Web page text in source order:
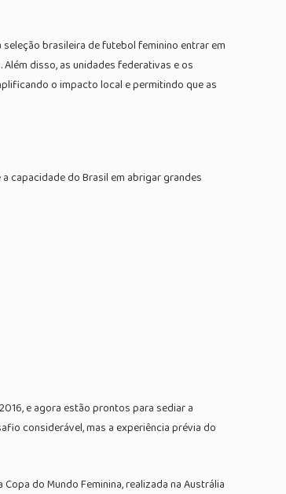
brasileira de futebol feminino entrar em
disso, as unidades federativas e os
o impacto local e permitindo que as
capacidade do Brasil em abrigar grandes
e agora estão prontos para sediar a
considerável, mas a experiência prévia do
do Mundo Feminina, realizada na Austrália